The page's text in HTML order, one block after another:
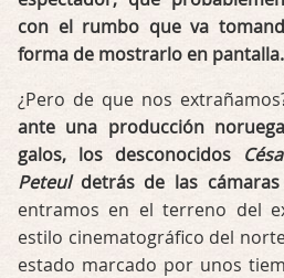
con el rumbo que va
forma de mostrarlo en pantalla.
¿Pero de que nos
ante una producción
galos, los desconocidos
Peteuldetrás de las
entramos en el terreno del
estilo cinematográfico del
estado marcado por unos